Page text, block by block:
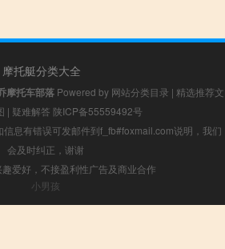
摩托艇分类大全
摩托车部落Powered by 网站分类目录 | 精选推荐文
| 疑难解答 陕ICP备55559492号
息有错误可发邮件到f_fb#foxmail.com说明，我们
会及时纠正，谢谢
爱好，不接盈利性广告及商业合作
小男孩